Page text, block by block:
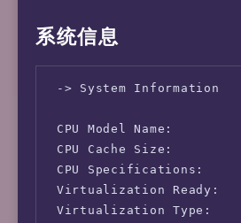
系统信息
-> System Information
CPU Model Name:
CPU Cache Size:
CPU Specifications:
Virtualization Ready:
Virtualization Type: